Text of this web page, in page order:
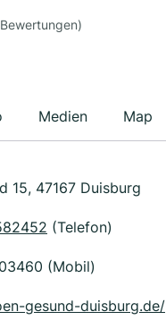
Medien Map
15, 47167 Duisburg
(Telefon)
(Mobil)
gesund-duisburg.de/